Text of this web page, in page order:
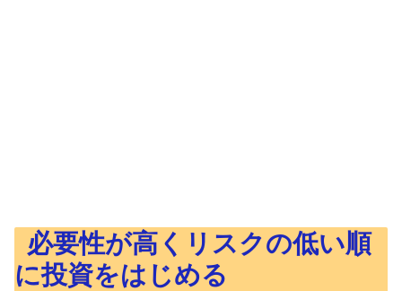
必要性が高くリスクの低い順
に投資をはじめる